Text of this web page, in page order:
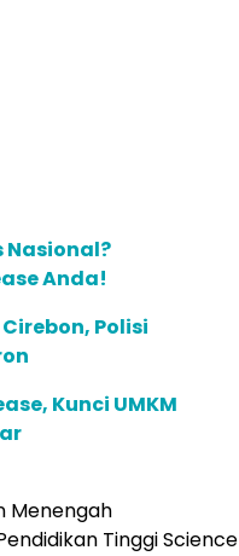
Nasional?
Anda!
Polisi
Kunci UMKM
Menengah
Tinggi Science